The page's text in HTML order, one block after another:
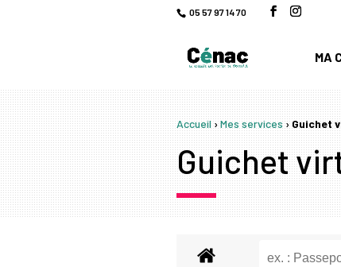
05 57 97 14 70
MA
Accueil›Mes services›Guichet
Guichet